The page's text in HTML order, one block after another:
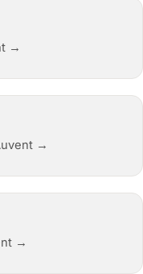
→
→
→